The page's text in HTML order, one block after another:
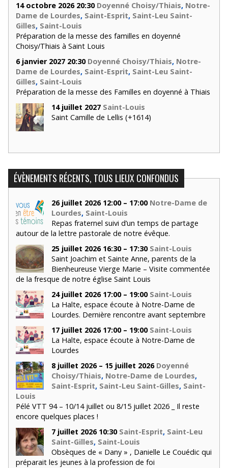
14 octobre 2026 20:30 Doyenné Choisy/Thiais, Notre-
Dame de Lourdes, Saint-Esprit, Saint-Leu Saint-
Gilles, Saint-Louis
Préparation de la messe des familles en doyenné
Choisy/Thiais à Saint Louis
6 janvier 2027 20:30 Doyenné Choisy/Thiais, Notre-
Dame de Lourdes, Saint-Esprit, Saint-Leu Saint-
Gilles, Saint-Louis
Préparation de la messe des Familles en doyenné à Thiais
14 juillet 2027 Saint-Louis
Saint Camille de Lellis (+1614)
ÉVÈNEMENTS RÉCENTS, TOUS LIEUX CONFONDUS
26 juillet 2026 12:00 – 17:00 Notre-Dame de
Lourdes, Saint-Louis
Repas fraternel suivi d’un temps de partage
autour de la lettre pastorale de notre évêque.
25 juillet 2026 16:30 – 17:30 Saint-Louis
Saint Joachim et Sainte Anne, parents de la
Bienheureuse Vierge Marie – Visite commentée
de la fresque de notre église Saint Louis
24 juillet 2026 17:00 – 19:00 Saint-Louis
La Halte, espace écoute à Notre-Dame de
Lourdes. Dernière rencontre avant septembre
17 juillet 2026 17:00 – 19:00 Saint-Louis
La Halte, espace écoute à Notre-Dame de
Lourdes
8 juillet 2026 – 15 juillet 2026 Doyenné
Choisy/Thiais, Notre-Dame de Lourdes,
Saint-Esprit, Saint-Leu Saint-Gilles, Saint-
Louis
Pélé VTT 94 – 10/14 juillet ou 8/15 juillet 2026 _ Il reste
encore quelques places !
7 juillet 2026 10:30 Saint-Esprit, Saint-Leu
Saint-Gilles, Saint-Louis
Obsèques de « Dany » , Danielle Le Couédic qui
préparait les jeunes à la profession de foi